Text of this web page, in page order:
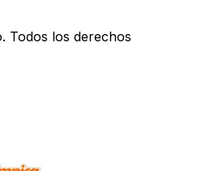
. Todos los derechos